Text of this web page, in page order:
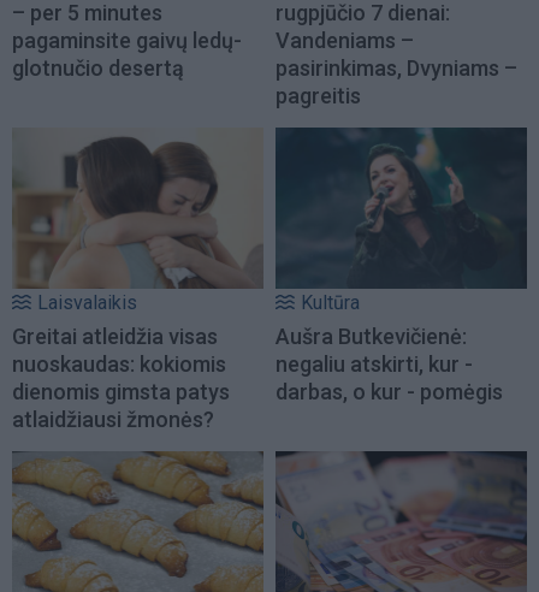
– per 5 minutes
pagaminsite gaivų ledų-
glotnučio desertą
rugpjūčio 7 dienai:
Vandeniams –
pasirinkimas, Dvyniams –
pagreitis
Laisvalaikis
Greitai atleidžia visas
nuoskaudas: kokiomis
dienomis gimsta patys
atlaidžiausi žmonės?
Kultūra
Aušra Butkevičienė:
negaliu atskirti, kur -
darbas, o kur - pomėgis